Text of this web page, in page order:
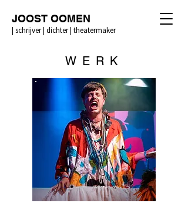
JOOST OOMEN
| schrijver | dichter | theatermaker
WERK